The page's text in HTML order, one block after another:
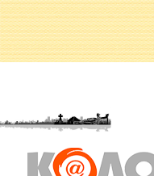
Головна » Блоги »